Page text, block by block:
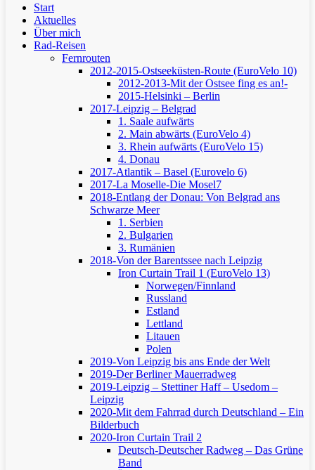
Start
Aktuelles
Über mich
Rad-Reisen
Fernrouten
2012-2015-Ostseeküsten-Route (EuroVelo 10)
2012-2013-Mit der Ostsee fing es an!-
2015-Helsinki – Berlin
2017-Leipzig – Belgrad
1. Saale aufwärts
2. Main abwärts (EuroVelo 4)
3. Rhein aufwärts (EuroVelo 15)
4. Donau
2017-Atlantik – Basel (Eurovelo 6)
2017-La Moselle-Die Mosel7
2018-Entlang der Donau: Von Belgrad ans
Schwarze Meer
1. Serbien
2. Bulgarien
3. Rumänien
2018-Von der Barentssee nach Leipzig
Iron Curtain Trail 1 (EuroVelo 13)
Norwegen/Finnland
Russland
Estland
Lettland
Litauen
Polen
2019-Von Leipzig bis ans Ende der Welt
2019-Der Berliner Mauerradweg
2019-Leipzig – Stettiner Haff – Usedom –
Leipzig
2020-Mit dem Fahrrad durch Deutschland – Ein
Bilderbuch
2020-Iron Curtain Trail 2
Deutsch-Deutscher Radweg – Das Grüne
Band